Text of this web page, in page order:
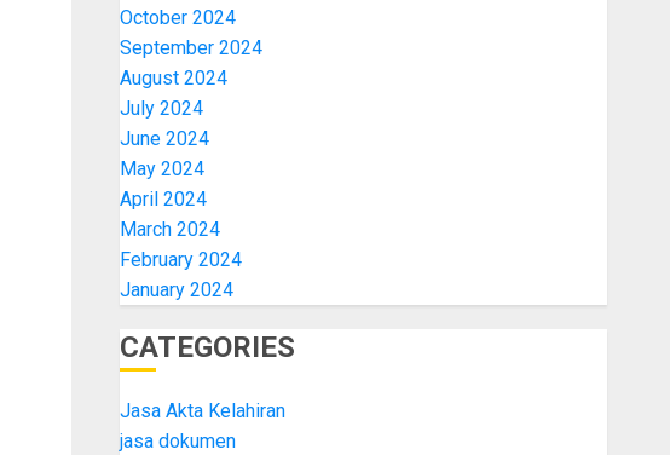
October 2024
September 2024
August 2024
July 2024
June 2024
May 2024
April 2024
March 2024
February 2024
January 2024
CATEGORIES
Jasa Akta Kelahiran
jasa dokumen